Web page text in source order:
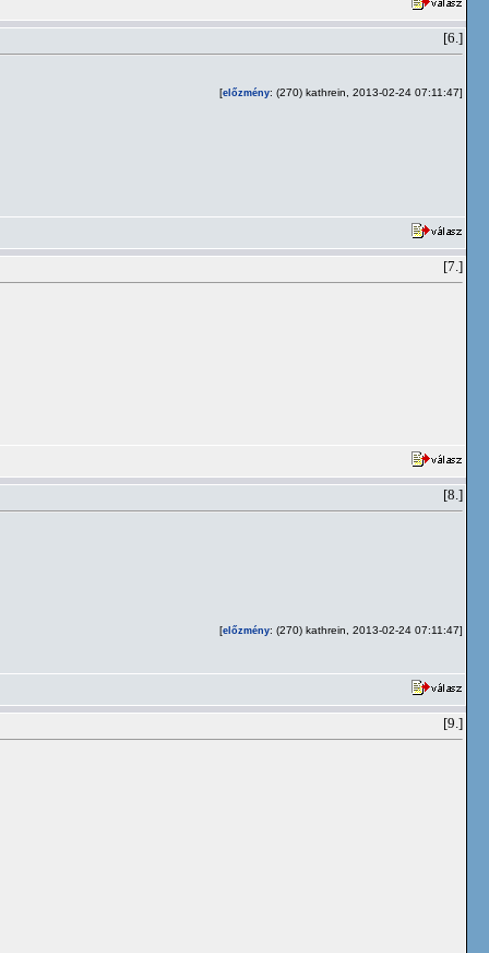
[6.]
[előzmény: (270) kathrein, 2013-02-24 07:11:47]
[7.]
[8.]
[előzmény: (270) kathrein, 2013-02-24 07:11:47]
[9.]